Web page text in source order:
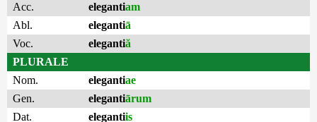
Acc.
elegantiam
Abl.
elegantiā
Voc.
elegantiă
PLURALE
Nom.
elegantiae
Gen.
elegantiārum
Dat.
elegantiis